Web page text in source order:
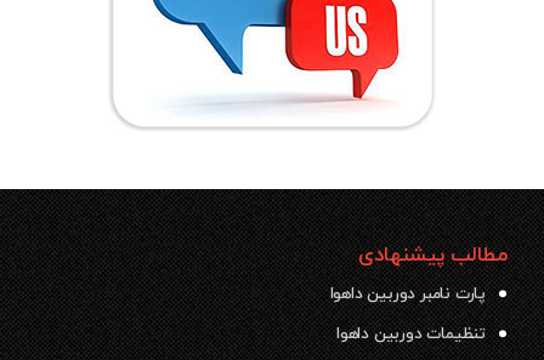
مطالب پیشنهادی
پارت نامبر دوربین داهوا
تنظیمات دوربین داهوا